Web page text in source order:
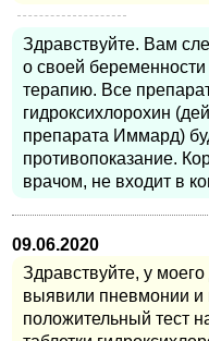
Здравствуйте. Вам
о своей
терапию. Все
гидроксихлорохин
препарата Иммард)
противопоказание.
врачом, не входит в
09.06.2020
Здравствуйте, у
выявили пневмонии и
положительный тест